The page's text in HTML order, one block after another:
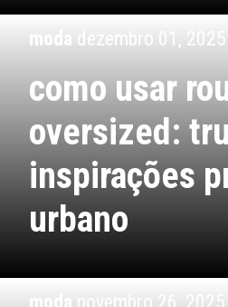
moda dezembro 01, 2025
como usar
oversized:
inspirações
urbano
moda novembro 26, 2025